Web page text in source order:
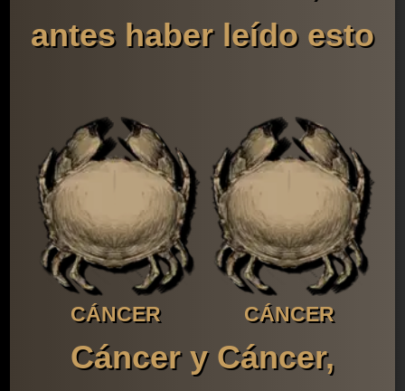
antes haber leído esto
CÁNCER CÁNCER
Cáncer y Cáncer,